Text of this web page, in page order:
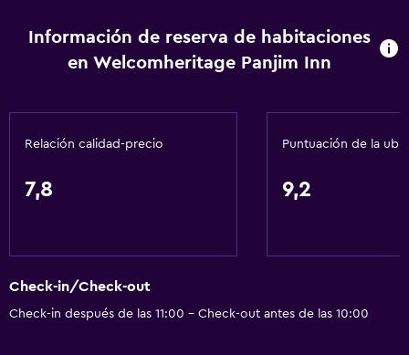
Alarma de humo
Gel de ducha
Zona de estar
Información de reserva de habitaciones
en Welcomheritage Panjim Inn
Relación calidad-precio
7,8
Puntuación de la
9,2
Check-in/Check-out
Check-in después de las 11:00 - Check-out antes de las 10:00